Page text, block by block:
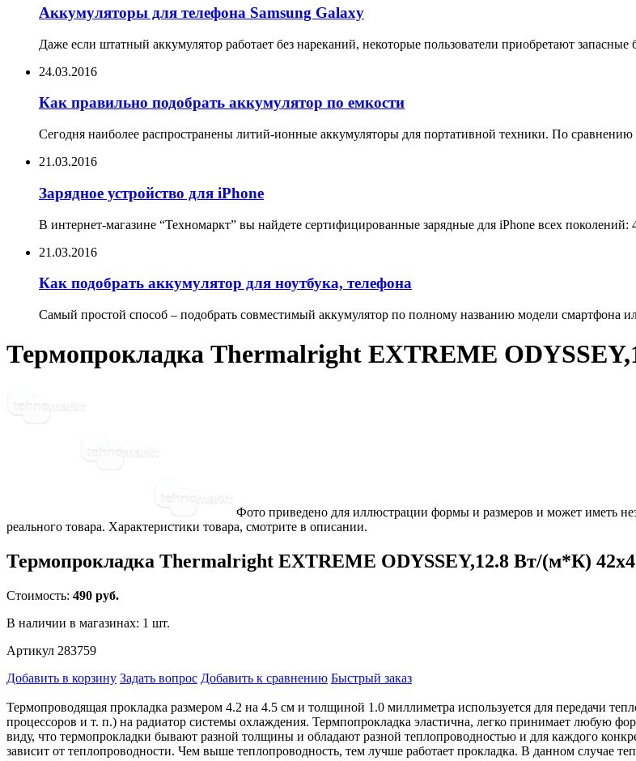
Аккумуляторы для телефона Samsung Galaxy
Даже если штатный аккумулятор работает без нареканий, некоторые пользователи приобретают
24.03.2016
Как правильно подобрать аккумулятор по емкости
Сегодня наиболее распространены литий-ионные аккумуляторы для портативной техники. По
21.03.2016
Зарядное устройство для iPhone
В интернет-магазине “Техномаркт” вы найдете сертифицированные зарядные для iPhone всех
21.03.2016
Как подобрать аккумулятор для ноутбука, телефона
Самый простой способ – подобрать совместимый аккумулятор по полному названию модели смартфона
Термопрокладка Thermalright EXTREME
Фото приведено для иллюстрации формы и размеров и может иметь
реального товара. Характеристики товара, смотрите в описании.
Термопрокладка Thermalright EXTREME ODYSSEY,12.8 Вт/(м*К)
Стоимость: 490 руб.
В наличии в магазинах: 1 шт.
Артикул 283759
Добавить в корзину Задать вопрос Добавить к сравнению Быстрый заказ
Термопроводящая прокладка размером 4.2 на 4.5 см и толщиной 1.0 миллиметра используется для передачи
процессоров и т. п.) на радиатор системы охлаждения. Термпопрокладка эластична, легко принимает любую
виду, что термопрокладки бывают разной толщины и обладают разной теплопроводностью и для каждого
зависит от теплопроводности. Чем выше теплопроводность, тем лучше работает прокладка. В данном случае